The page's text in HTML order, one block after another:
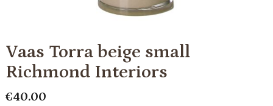
Vaas Torra beige small
Richmond Interiors
€40.00